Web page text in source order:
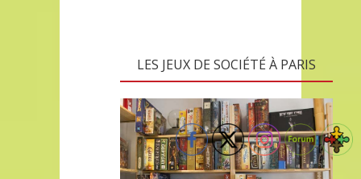
LES JEUX DE SOCIÉTÉ À PARIS